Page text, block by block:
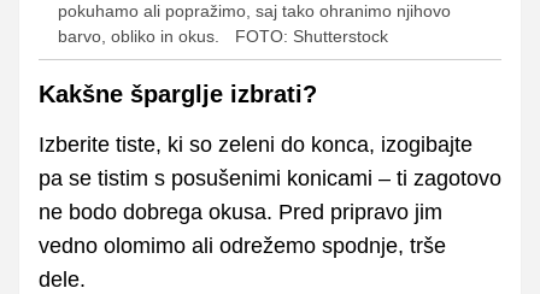
pokuhamo ali popražimo, saj tako ohranimo njihovo
barvo, obliko in okus.
FOTO: Shutterstock
Kakšne šparglje izbrati?
Izberite tiste, ki so zeleni do konca, izogibajte
pa se tistim s posušenimi konicami – ti zagotovo
ne bodo dobrega okusa. Pred pripravo jim
vedno olomimo ali odrežemo spodnje, trše
dele.